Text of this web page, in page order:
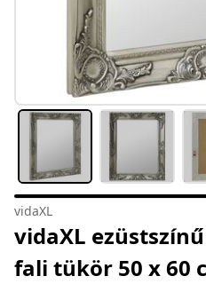
vidaXL
vidaXL
fali tükör 50 x 60